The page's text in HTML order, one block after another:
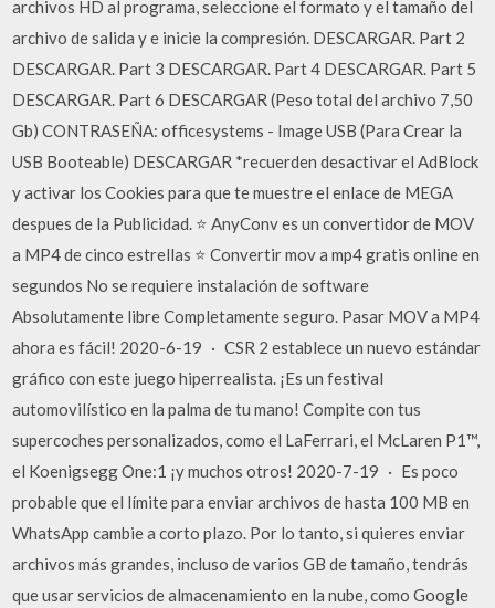
archivos HD al programa, seleccione el formato y el tamaño del
archivo de salida y e inicie la compresión. DESCARGAR. Part 2
DESCARGAR. Part 3 DESCARGAR. Part 4 DESCARGAR. Part 5
DESCARGAR. Part 6 DESCARGAR (Peso total del archivo 7,50
Gb) CONTRASEÑA: officesystems - Image USB (Para Crear la
USB Booteable) DESCARGAR *recuerden desactivar el AdBlock
y activar los Cookies para que te muestre el enlace de MEGA
despues de la Publicidad. ⭐ AnyConv es un convertidor de MOV
a MP4 de cinco estrellas ⭐ Convertir mov a mp4 gratis online en
segundos No se requiere instalación de software
Absolutamente libre Completamente seguro. Pasar MOV a MP4
ahora es fácil! 2020-6-19 · CSR 2 establece un nuevo estándar
gráfico con este juego hiperrealista. ¡Es un festival
automovilístico en la palma de tu mano! Compite con tus
supercoches personalizados, como el LaFerrari, el McLaren P1™,
el Koenigsegg One:1 ¡y muchos otros! 2020-7-19 · Es poco
probable que el límite para enviar archivos de hasta 100 MB en
WhatsApp cambie a corto plazo. Por lo tanto, si quieres enviar
archivos más grandes, incluso de varios GB de tamaño, tendrás
que usar servicios de almacenamiento en la nube, como Google